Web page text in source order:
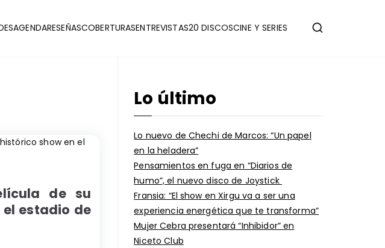
AGENDARESEÑASCOBERTURASENTREVISTAS20 DISCOSCINE Y SERIES
de su
estadio de
Lo último
Lo nuevo de Chechi de Marcos: “Un papel
en la heladera”
Pensamientos en fuga en “Diarios de
humo”, el nuevo disco de Joystick
Fransia: “El show en Xirgu va a ser una
experiencia energética que te transforma”
Mujer Cebra presentará “Inhibidor” en
Niceto Club